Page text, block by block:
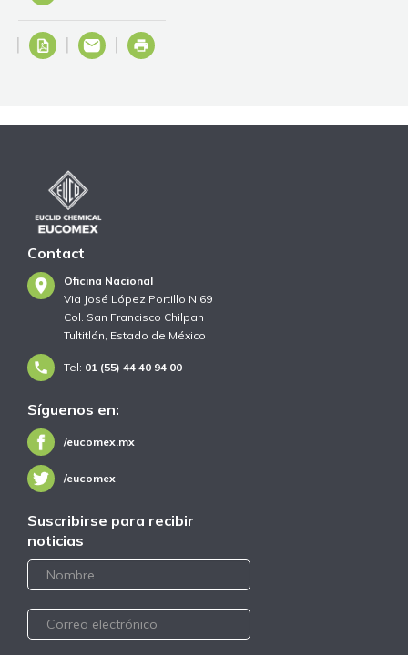
Contact
Oficina Nacional
Via José López Portillo N 69
Col. San Francisco Chilpan
Tultitlán, Estado de México
Tel: 01 (55) 44 40 94 00
Síguenos en:
/eucomex.mx
/eucomex
Suscribirse para recibir
noticias